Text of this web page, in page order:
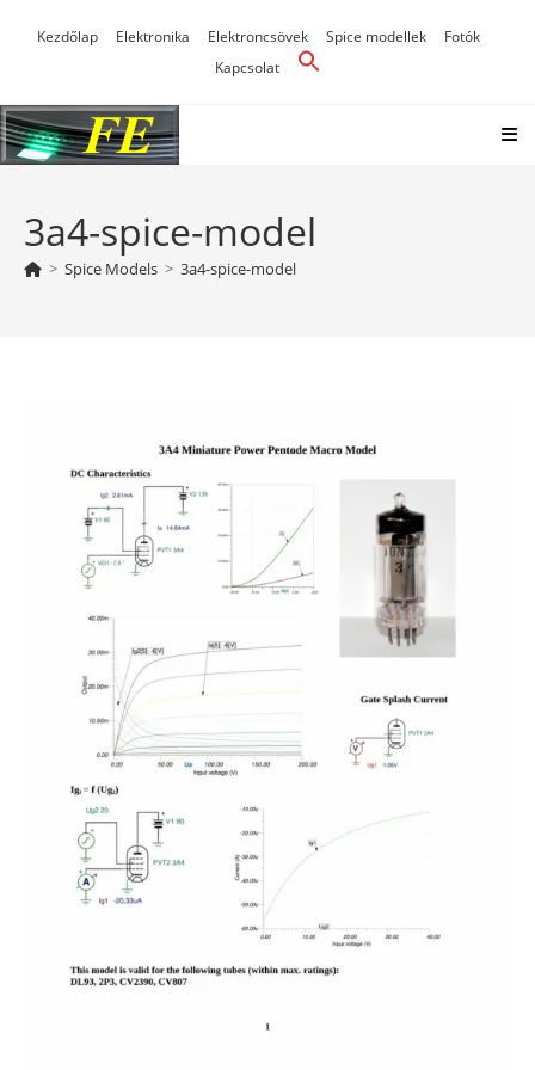
Kezdőlap Elektronika Elektroncsövek Spice modellek
Fotók
Kapcsolat
3a4-spice-model
> Spice Models > 3a4-spice-model